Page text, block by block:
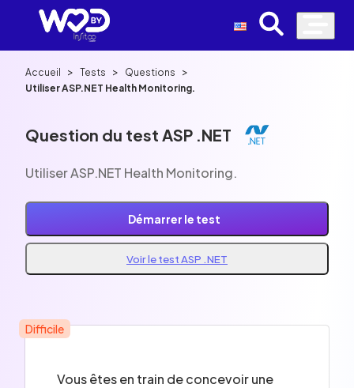
Accueil > Tests > Questions >
Utiliser ASP.NET Health Monitoring.
Question du test ASP .NET
Utiliser ASP.NET Health Monitoring.
Démarrer le test
Voir le test ASP .NET
Difficile
Vous êtes en train de concevoir une